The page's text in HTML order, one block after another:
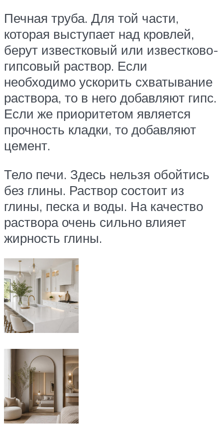
Печная труба. Для той части,
которая выступает над кровлей,
берут известковый или известково-
гипсовый раствор. Если
необходимо ускорить схватывание
раствора, то в него добавляют гипс.
Если же приоритетом является
прочность кладки, то добавляют
цемент.
Тело печи. Здесь нельзя обойтись
без глины. Раствор состоит из
глины, песка и воды. На качество
раствора очень сильно влияет
жирность глины.